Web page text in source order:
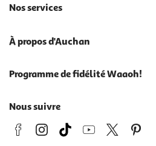
Nos services
À propos d'Auchan
Programme de fidélité Waaoh!
Nous suivre